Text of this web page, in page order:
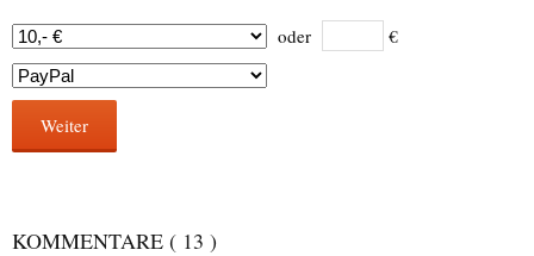
oder €
Weiter
KOMMENTARE ( 13 )